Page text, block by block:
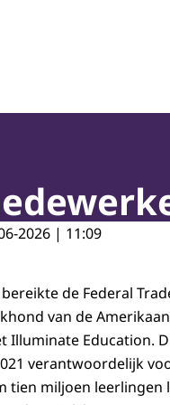
2026 | 11:09
de Federal
van de
Illuminate Education.
verantwoordelijk
tien miljoen leerlingen